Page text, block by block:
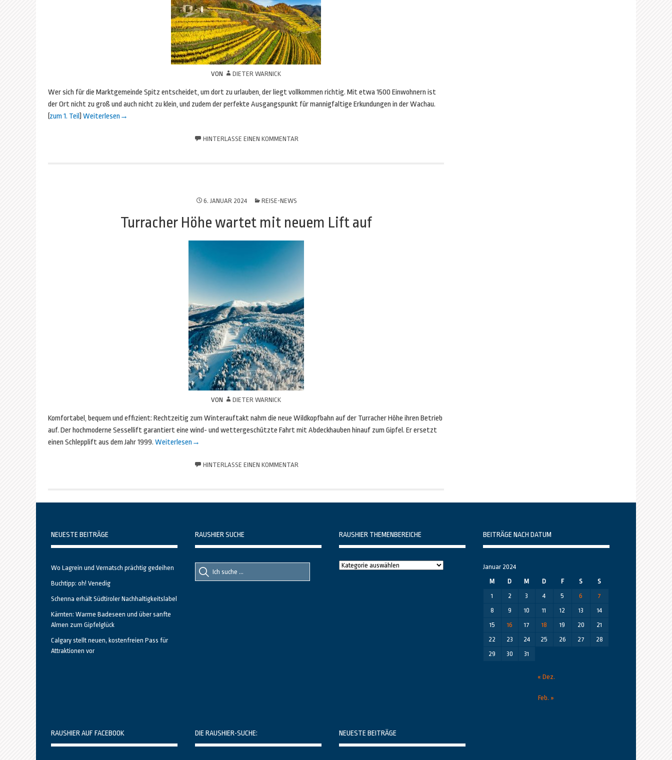
VON DIETER WARNICK
Wer sich für die Marktgemeinde Spitz entscheidet, um dort zu urlauben, der liegt vollkommen richtig. Mit etwa 1500 Einwohnern ist
der Ort nicht zu groß und auch nicht zu klein, und zudem der perfekte Ausgangspunkt für mannigfaltige Erkundungen in der Wachau.
(zum 1. Teil ) Weiterlesen →
HINTERLASSE EINEN KOMMENTAR
6. JANUAR 2024 REISE-NEWS
Turracher Höhe wartet mit neuem Lift auf
VON DIETER WARNICK
Komfortabel, bequem und effizient: Rechtzeitig zum Winterauftakt nahm die neue Wildkopfbahn auf der Turracher Höhe ihren Betrieb
auf. Der hochmoderne Sessellift garantiert eine wind- und wettergeschützte Fahrt mit Abdeckhauben hinauf zum Gipfel. Er ersetzt
einen Schlepplift aus dem Jahr 1999. Weiterlesen →
HINTERLASSE EINEN KOMMENTAR
NEUESTE BEITRÄGE
Wo Lagrein und Vernatsch prächtig gedeihen
Buchtipp: oh! Venedig
Schenna erhält Südtiroler Nachhaltigkeitslabel
Kärnten: Warme Badeseen und über sanfte
Almen zum Gipfelglück
Calgary stellt neuen, kostenfreien Pass für
Attraktionen vor
RAUSHIER SUCHE
Suche
nach::
Suche
nach:
RAUSHIER THEMENBEREICHE
Raushier
BEITRÄGE NACH DATUM
Januar 2024
M
D M D F S
S
1
2 3 4 5 6
7
8
9 10 11 12 13
14
15
16 17 18 19 20
21
22
23 24 25 26 27
28
29
30 31
« Dez.
Feb. »
RAUSHIER AUF FACEBOOK DIE RAUSHIER-SUCHE: NEUESTE BEITRÄGE